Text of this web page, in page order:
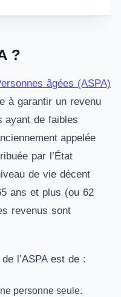
?
âgées (ASPA)
à garantir un revenu
ayant de faibles
appelée
par l’État
de vie décent
ans et plus (ou 62
revenus sont
l’ASPA est de :
personne seule.